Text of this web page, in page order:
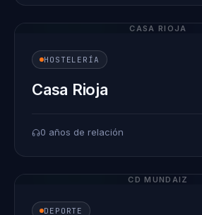
CASA RIOJA
HOSTELERÍA
Casa Rioja
0 años de relación
CD MUNDAIZ
DEPORTE